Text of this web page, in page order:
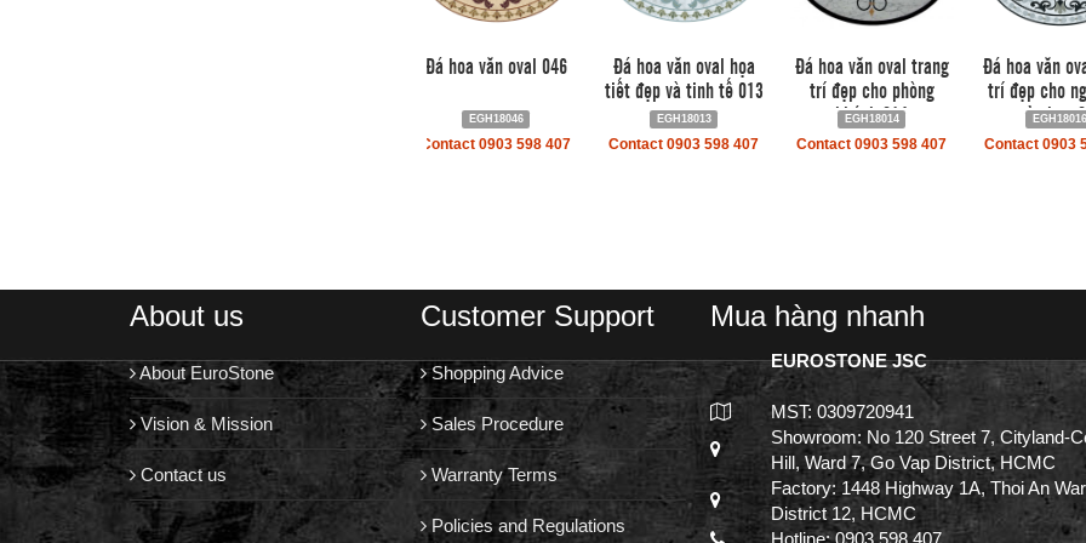
Đá hoa văn oval 046
EGH18046
Contact 0903 598 407
Đá hoa văn oval họa
tiết đẹp và tinh tế 013
EGH18013
Contact 0903 598 407
Đá hoa văn oval trang
trí đẹp cho phòng
khách 014
EGH18014
Contact 0903 598 407
Đá hoa văn
trí đẹp cho
của bạn
EGH18016
Contact 0903
About us
About EuroStone
Vision & Mission
Contact us
Customer Support
Shopping Advice
Sales Procedure
Warranty Terms
Policies and Regulations
Mua hàng nhanh
EUROSTONE JSC
MST: 0309720941
Showroom: No 120 Street 7, Cityland-
Hill, Ward 7, Go Vap District, HCMC
Factory: 1448 Highway 1A, Thoi An
District 12, HCMC
Hotline: 0903 598 407